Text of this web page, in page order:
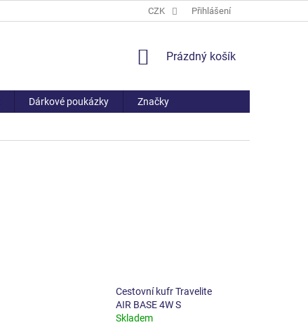
ČASTO KLADENÉ DOTAZY
CZK Přihlášení
NÁKUPNÍ
Prázdný košík
Dárkové poukázky Značky
Cestovní kufr Travelite
AIR BASE 4W S
Skladem